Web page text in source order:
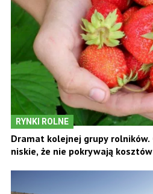
RYNKI ROLNE
Dramat kolejnej grupy
niskie, że nie pokrywają